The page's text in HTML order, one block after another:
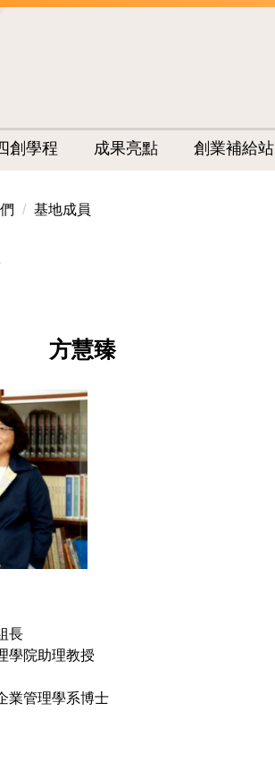
創學程 成果亮點 創業補給站
基地成員
方慧臻
長
學院助理教授
業管理學系博士